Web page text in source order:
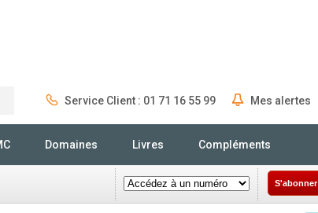
Service Client : 01 71 16 55 99 Mes alertes
Domaines Livres Compléments
S'abonner